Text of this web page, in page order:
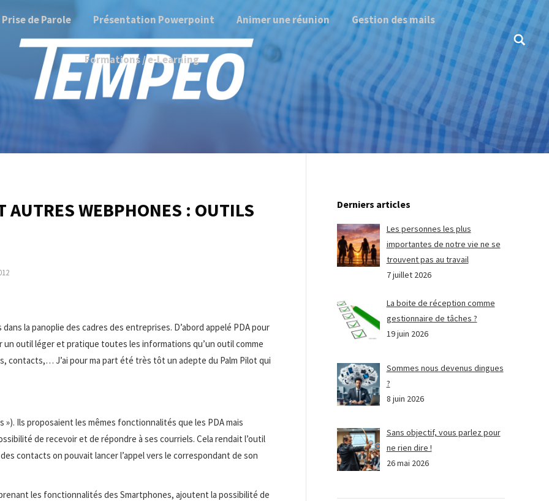
Prise de Parole Présentation Powerpoint Animer une réunion Gestion des mails
Formations / e-Learning
Search:
AUTRES WEBPHONES : OUTILS
la panoplie des cadres des entreprises. D’abord appelé PDA pour
outil léger et pratique toutes les informations qu’un outil comme
contacts,… J’ai pour ma part été très tôt un adepte du Palm Pilot qui
Ils proposaient les mêmes fonctionnalités que les PDA mais
de recevoir et de répondre à ses courriels. Cela rendait l’outil
contacts on pouvait lancer l’appel vers le correspondant de son
les fonctionnalités des Smartphones, ajoutent la possibilité de
Derniers articles
Les personnes les plus
importantes de notre vie ne se
trouvent pas au travail
7 juillet 2026
La boite de réception comme
gestionnaire de tâches ?
19 juin 2026
Sommes nous devenus dingues
?
8 juin 2026
Sans objectif, vous parlez pour
ne rien dire !
26 mai 2026